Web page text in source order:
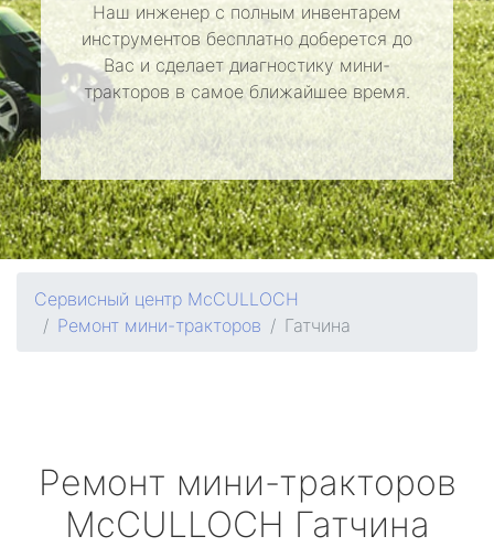
Наш инженер с полным инвентарем
инструментов бесплатно доберется до
Вас и сделает диагностику мини-
тракторов в самое ближайшее время.
Сервисный центр McCULLOCH
Ремонт мини-тракторов
Гатчина
Ремонт мини-тракторов
McCULLOCH Гатчина